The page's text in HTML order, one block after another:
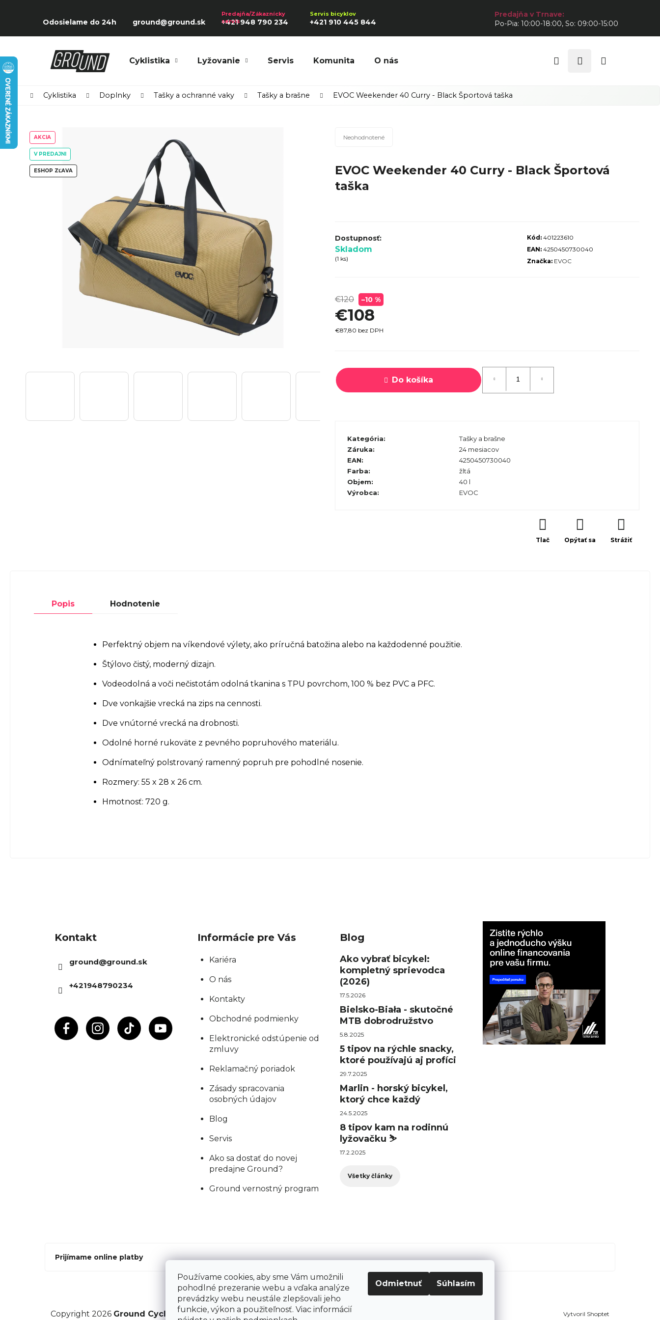
Používame cookies, aby sme Vám umožnili
pohodlné prezeranie webu a vďaka analýze
prevádzky webu neustále zlepšovali jeho
funkcie, výkon a použiteľnosť. Viac informácií
Odmietnuť Súhlasím
Odosielame do 24h ground@ground.sk +421 948 790 234 +421 910 445 844
Predajňa v Trnave:
Po-Pia: 10:00-18:00, So: 09:00-15:00
Cyklistika Lyžovanie Servis Komunita O nás Hľadať Prihlásenie
DomovCyklistika Doplnky Tašky a ochranné vaky Tašky a brašne EVOC Weekender 40 Curry - Black Športová taška
Priemerné
je
0,0
z
Neohodnotené
EVOC Weekender 40 Curry - Black Športová
taška
Skladom
(1 ks)
Kód: 401223610
Značka: EVOC
EAN: 4250450730040
€120 –10 %
€108
€87,80 bez DPH
cena:
Do košíka
Kategória:
Tašky a brašne
Záruka:
24 mesiacov
EAN:
4250450730040
Farba:
žltá
Objem:
40 l
Výrobca: EVOC
Tlač Opýtať sa Strážiť
AKCIA
V PREDAJNI
ESHOP ZĽAVA
Popis Hodnotenie
Perfektný objem na víkendové výlety, ako príručná batožina alebo na každodenné použitie.
Štýlovo čistý, moderný dizajn.
Vodeodolná a voči nečistotám odolná tkanina s TPU povrchom, 100 % bez PVC a PFC.
Dve vonkajšie vrecká na zips na cennosti.
Dve vnútorné vrecká na drobnosti.
Odolné horné rukoväte z pevného popruhového materiálu.
Odnímateľný polstrovaný ramenný popruh pre pohodlné nosenie.
Rozmery: 55 x 28 x 26 cm.
Hmotnosť: 720 g.
š
í
k
Späť
do
obchodu
Späť
do
obchodu
Čo potrebujete nájsť?
TREK PROCALIBER 8 FURY RED
€1 449
TREK MARLIN 6 GEN 3 LAVA
CYPRESS / COOL GREY REFLECTIVE
Kontakt
ground@ground.sk
+421948790234
Informácie pre Vás
Kariéra
O nás
Kontakty
Obchodné podmienky
Elektronické odstúpenie od
zmluvy
Reklamačný poriadok
Zásady spracovania
osobných údajov
Blog
Servis
Ako sa dostať do novej
predajne Ground?
Ground vernostný program
Blog
Ako vybrať bicykel:
kompletný sprievodca
(2026)
17.5.2026
Bielsko-Biała - skutočné
MTB dobrodružstvo
5.8.2025
5 tipov na rýchle snacky,
ktoré používajú aj profíci
29.7.2025
Marlin - horský bicykel,
ktorý chce každý
24.5.2025
8 tipov kam na rodinnú
lyžovačku ⛷️
17.2.2025
Všetky články
Prijímame online platby
Vytvoril Shoptet
Copyright 2026 Ground Cycling Store. Všetky práva vyhradené.